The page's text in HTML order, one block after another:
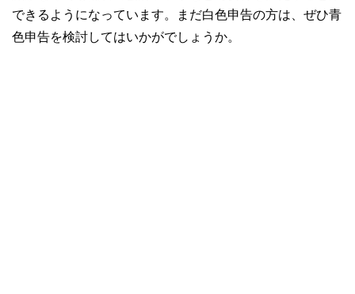
できるようになっています。まだ白色申告の方は、ぜひ青
色申告を検討してはいかがでしょうか。